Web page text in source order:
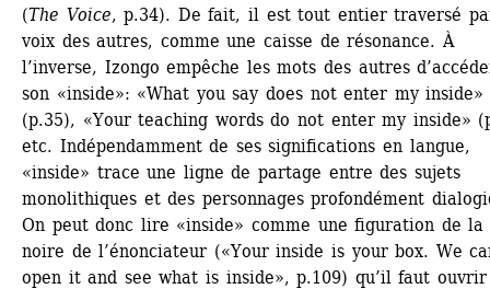
(The Voice, p.34). De fait, il est tout entier traversé
voix des autres, comme une caisse de résonance. À
l’inverse, Izongo empêche les mots des autres
son «inside»: «What you say does not enter my inside»
(p.35), «Your teaching words do not enter my inside»
etc. Indépendamment de ses significations en langue,
«inside» trace une ligne de partage entre des sujets
monolithiques et des personnages profondément
On peut donc lire «inside» comme une figuration de la
noire de l’énonciateur («Your inside is your box. We
open it and see what is inside», p.109) qu’il faut